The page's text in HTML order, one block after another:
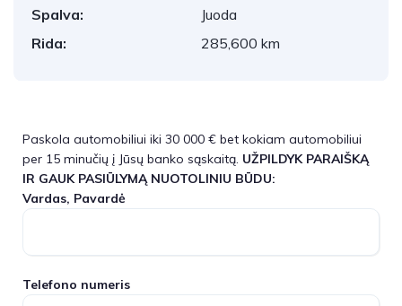
Spalva:
Juoda
Rida:
285,600 km
Paskola automobiliui iki 30 000 € bet kokiam automobiliui
per 15 minučių į Jūsų banko sąskaitą. UŽPILDYK PARAIŠKĄ
IR GAUK PASIŪLYMĄ NUOTOLINIU BŪDU:
Vardas, Pavardė
Telefono numeris